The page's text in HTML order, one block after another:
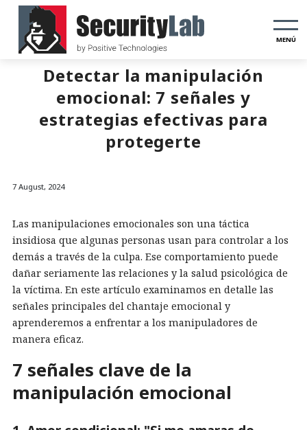
MENÚ
Detectar la manipulación
emocional: 7 señales y
estrategias efectivas para
protegerte
7 August, 2024
Las manipulaciones emocionales son una táctica
insidiosa que algunas personas usan para controlar a los
demás a través de la culpa. Ese comportamiento puede
dañar seriamente las relaciones y la salud psicológica de
la víctima. En este artículo examinamos en detalle las
señales principales del chantaje emocional y
aprenderemos a enfrentar a los manipuladores de
manera eficaz.
7 señales clave de la
manipulación emocional